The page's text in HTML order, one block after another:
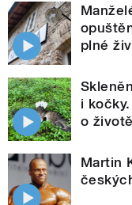
plné
i
o
Martin